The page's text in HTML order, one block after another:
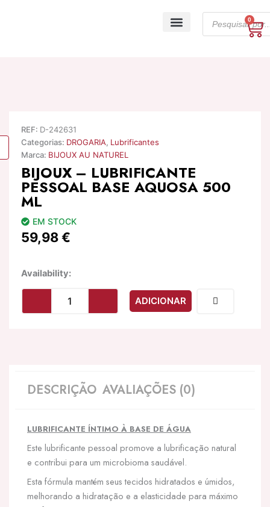
search
0
REF: D-242631
Categorias: DROGARIA, Lubrificantes
Marca: BIJOUX AU NATUREL
BIJOUX – LUBRIFICANTE
PESSOAL BASE AQUOSA 500
ML
EM STOCK
59,98€
Availability:Quantidade
BIJOUX
ADICIONAR
DESCRIÇÃO AVALIAÇÕES (0)
LUBRIFICANTE ÍNTIMO À BASE DE ÁGUA
Este lubrificante pessoal promove a lubrificação natural
e contribui para um microbioma saudável.
Esta fórmula mantém seus tecidos hidratados e úmidos,
melhorando a hidratação e a elasticidade para máximo